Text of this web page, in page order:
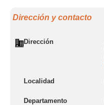
Dirección y contacto
Dirección
Localidad
Departamento